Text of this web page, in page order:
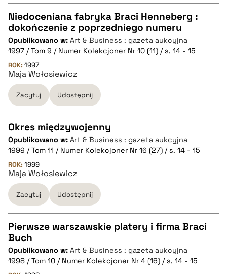
pobierz cytat
CZYSTY TEKST
pobierz cytat
BIBTEX
pobierz cytat
Niedoceniana fabryka Braci Henneberg :
dokończenie z poprzedniego numeru
Opublikowano w: Art & Business : gazeta aukcyjna
1997 / Tom 9 / Numer Kolekcjoner Nr 10 (11) / s. 14 - 15
ROK: 1997
Maja Wołosiewicz
Zacytuj Udostępnij
CZYSTY TEKST
pobierz cytat
BIBTEX
pobierz cytat
Okres międzywojenny
Opublikowano w: Art & Business : gazeta aukcyjna
1999 / Tom 11 / Numer Kolekcjoner Nr 16 (27) / s. 14 - 15
ROK: 1999
Maja Wołosiewicz
Zacytuj Udostępnij
CZYSTY TEKST
Pierwsze warszawskie platery i firma Braci
Buch
Opublikowano w: Art & Business : gazeta aukcyjna
1998 / Tom 10 / Numer Kolekcjoner Nr 4 (16) / s. 14 - 15